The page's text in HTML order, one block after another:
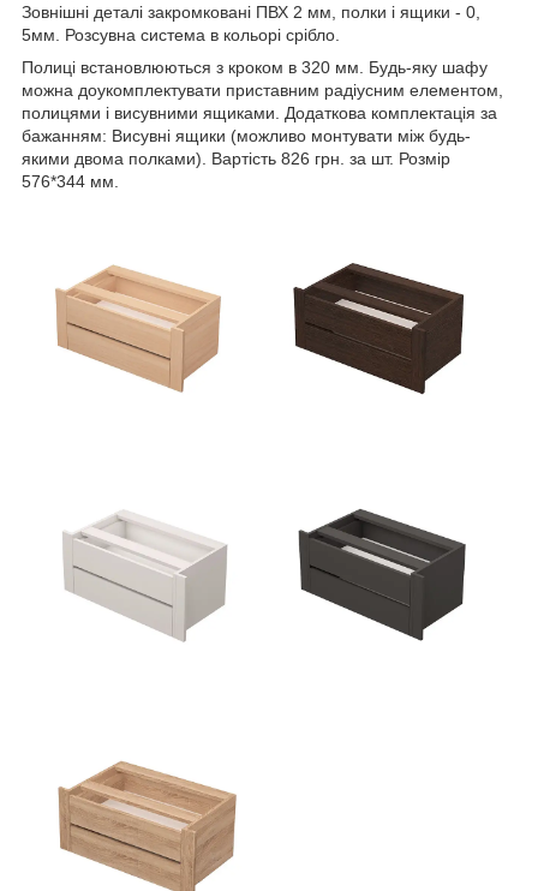
Зовнішні деталі закромковані ПВХ 2 мм, полки і ящики - 0,
5мм. Розсувна система в кольорі срібло.
Полиці встановлюються з кроком в 320 мм. Будь-яку шафу
можна доукомплектувати приставним радіусним елементом,
полицями і висувними ящиками. Додаткова комплектація за
бажанням: Висувні ящики (можливо монтувати між будь-
якими двома полками). Вартість 826 грн. за шт. Розмір
576*344 мм.